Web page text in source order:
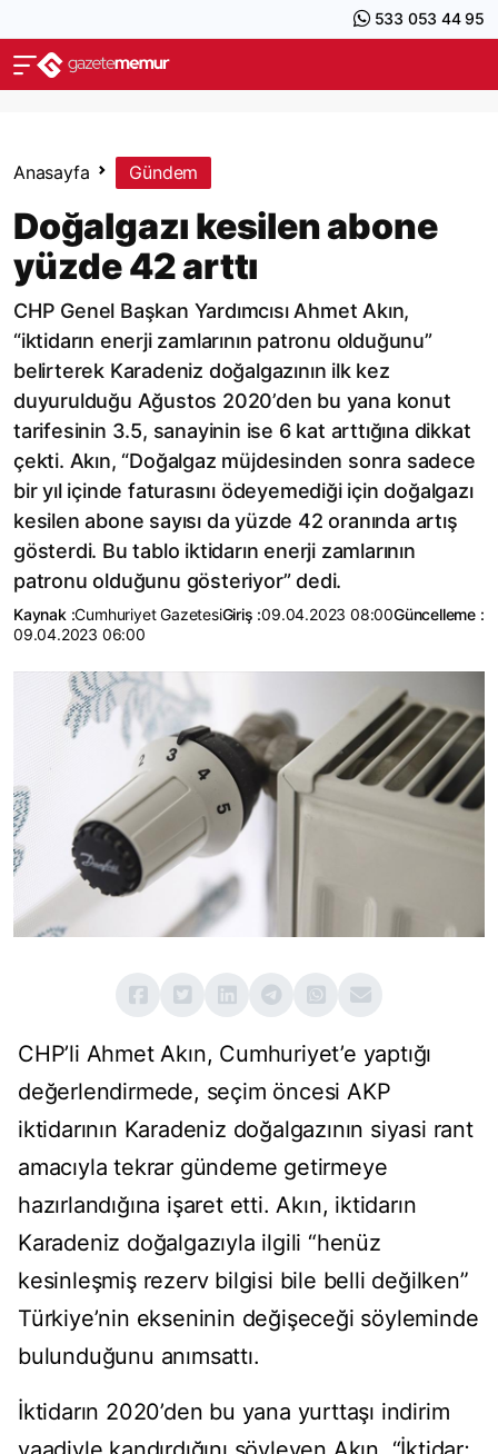
533 053 44 95
Anasayfa Gündem
Doğalgazı kesilen abone
yüzde 42 arttı
CHP Genel Başkan Yardımcısı Ahmet Akın,
“iktidarın enerji zamlarının patronu olduğunu”
belirterek Karadeniz doğalgazının ilk kez
duyurulduğu Ağustos 2020’den bu yana konut
tarifesinin 3.5, sanayinin ise 6 kat arttığına dikkat
çekti. Akın, “Doğalgaz müjdesinden sonra sadece
bir yıl içinde faturasını ödeyemediği için doğalgazı
kesilen abone sayısı da yüzde 42 oranında artış
gösterdi. Bu tablo iktidarın enerji zamlarının
patronu olduğunu gösteriyor” dedi.
Kaynak :Cumhuriyet GazetesiGiriş :09.04.2023 08:00Güncelleme :
09.04.2023 06:00
CHP’li Ahmet Akın, Cumhuriyet’e yaptığı
değerlendirmede, seçim öncesi AKP
iktidarının Karadeniz doğalgazının siyasi rant
amacıyla tekrar gündeme getirmeye
hazırlandığına işaret etti. Akın, iktidarın
Karadeniz doğalgazıyla ilgili “henüz
kesinleşmiş rezerv bilgisi bile belli değilken”
Türkiye’nin ekseninin değişeceği söyleminde
bulunduğunu anımsattı.
İktidarın 2020’den bu yana yurttaşı indirim